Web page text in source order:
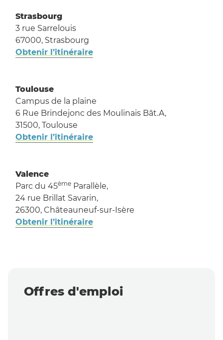
Strasbourg
3 rue Sarrelouis
67000, Strasbourg
Obtenir l’itinéraire
Toulouse
Campus de la plaine
6 Rue Brindejonc des Moulinais Bât.A,
31500, Toulouse
Obtenir l’itinéraire
Valence
Parc du 45ème Parallèle,
24 rue Brillat Savarin,
26300, Châteauneuf-sur-Isère
Obtenir l’itinéraire
Offres d'emploi